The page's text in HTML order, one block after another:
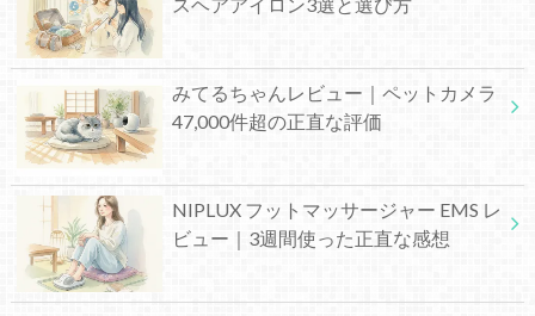
みてるちゃんレビュー｜ペットカメラ
47,000件超の正直な評価
NIPLUX フットマッサージャー EMS レ
ビュー｜3週間使った正直な感想